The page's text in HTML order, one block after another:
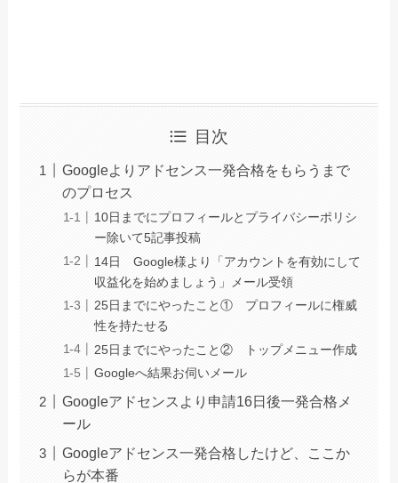
目次
Googleよりアドセンス一発合格をもらうまで
のプロセス
10日までにプロフィールとプライバシーポリシ
ー除いて5記事投稿
14日 Google様より「アカウントを有効にして
収益化を始めましょう」メール受領
25日までにやったこと① プロフィールに権威
性を持たせる
25日までにやったこと② トップメニュー作成
Googleへ結果お伺いメール
Googleアドセンスより申請16日後一発合格メ
ール
Googleアドセンス一発合格したけど、ここか
らが本番